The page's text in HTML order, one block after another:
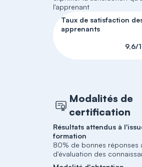
l'apprenant
Taux de satisfaction
apprenants
9,6/
Modalités de
certification
Résultats attendus à
formation
80% de bonnes réponses
d'évaluation des